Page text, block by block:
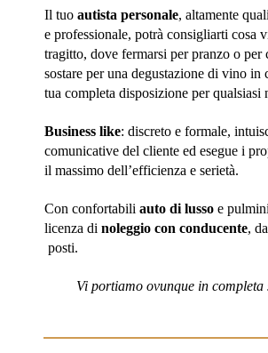
Il tuoautista personale, altamente
e professionale, potrà consigliarti cosa
tragitto, dove fermarsi per pranzo o per
sostare per una degustazione di vino in
tua completa disposizione per qualsiasi
Business like: discreto e formale,
comunicative del cliente ed esegue i
il massimo dell’efficienza e serietà.
Con confortabiliauto di lusso e
licenza dinoleggio con conducente,
posti.
Vi portiamo ovunque in completa